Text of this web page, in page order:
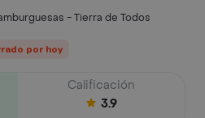
- Tierra de Todos
por hoy
Calificación
3.9